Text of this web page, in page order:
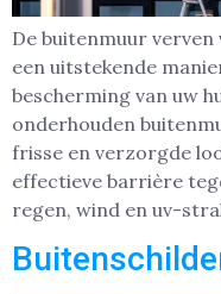
De buitenmuur
een uitstekende
bescherming van uw
onderhouden
frisse en verzorgde
effectieve barrière
regen, wind en uv-